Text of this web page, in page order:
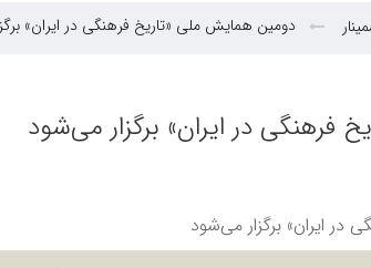
دومین همایش ملی «تاریخ فرهنگی در ایران»
در ایران» برگزار می‌شود